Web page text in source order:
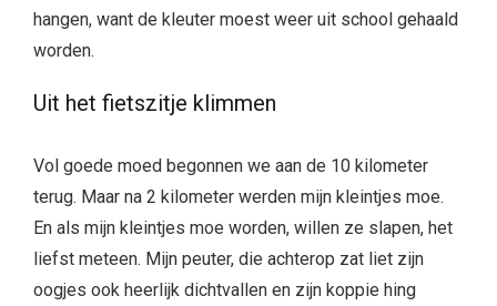
hangen, want de kleuter moest weer uit school gehaald
worden.
Uit het fietszitje klimmen
Vol goede moed begonnen we aan de 10 kilometer
terug. Maar na 2 kilometer werden mijn kleintjes moe.
En als mijn kleintjes moe worden, willen ze slapen, het
liefst meteen. Mijn peuter, die achterop zat liet zijn
oogjes ook heerlijk dichtvallen en zijn koppie hing